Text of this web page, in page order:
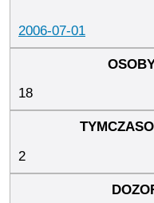
2006-07-01
18
2